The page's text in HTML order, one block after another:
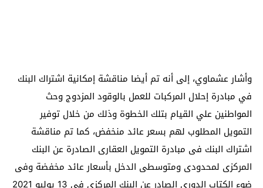
وأشار عشماوي، إلى أنه تم أيضا مناقشة إمكانية اشتراك البنك
في مبادرة إحلال المركبات للعمل بالوقود المزدوج وحث
المواطنين علي القيام بتلك الخطوة وذلك من خلال توفير
التمويل المطلوب لهم بسعر عائد منخفض، كما تم مناقشة
اشتراك البنك فى مبادرة التمويل العقارى الصادرة عن البنك
المركزى لمحدودى ومتوسطى الدخل بأسعار عائد مخفضة وفى
ضوء الكتاب الدورى الصادر عن البنك المركزى فى 13 يوليو 2021